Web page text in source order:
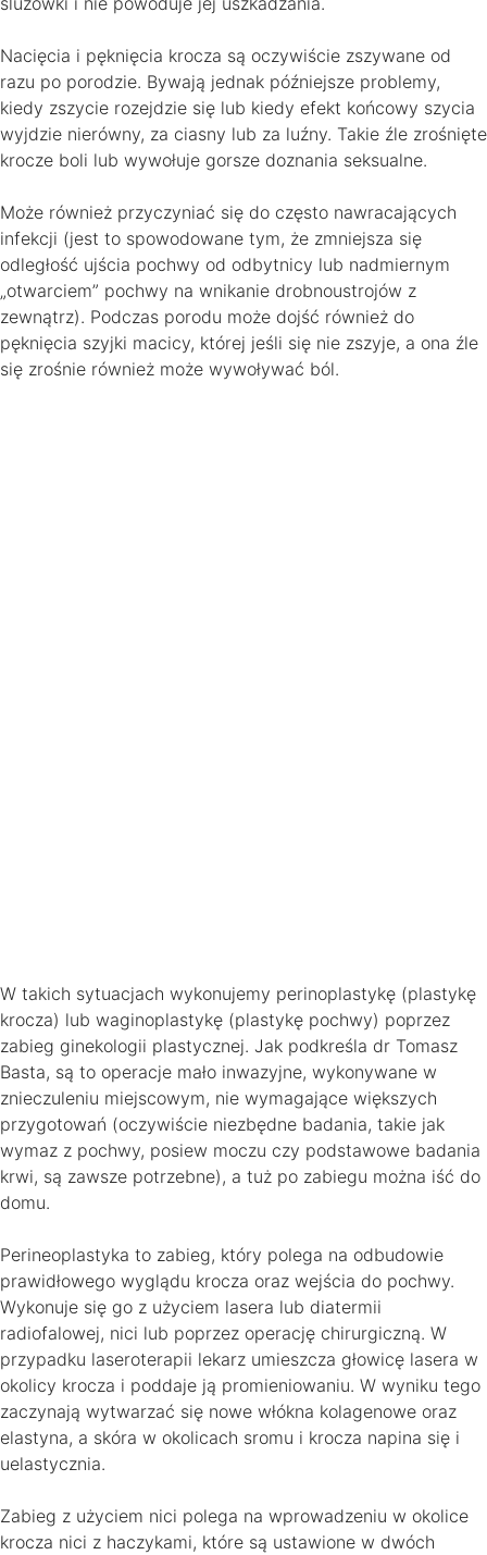
Nacięcia i pęknięcia krocza są oczywiście zszywane od
razu po porodzie. Bywają jednak późniejsze problemy,
kiedy zszycie rozejdzie się lub kiedy efekt końcowy szycia
wyjdzie nierówny, za ciasny lub za luźny. Takie źle zrośnięte
krocze boli lub wywołuje gorsze doznania seksualne.
Może również przyczyniać się do często nawracających
infekcji (jest to spowodowane tym, że zmniejsza się
odległość ujścia pochwy od odbytnicy lub nadmiernym
„otwarciem” pochwy na wnikanie drobnoustrojów z
zewnątrz). Podczas porodu może dojść również do
pęknięcia szyjki macicy, której jeśli się nie zszyje, a ona źle
się zrośnie również może wywoływać ból.
W takich sytuacjach wykonujemy perinoplastykę (plastykę
krocza) lub waginoplastykę (plastykę pochwy) poprzez
zabieg ginekologii plastycznej. Jak podkreśla dr Tomasz
Basta, są to operacje mało inwazyjne, wykonywane w
znieczuleniu miejscowym, nie wymagające większych
przygotowań (oczywiście niezbędne badania, takie jak
wymaz z pochwy, posiew moczu czy podstawowe badania
krwi, są zawsze potrzebne), a tuż po zabiegu można iść do
domu.
Perineoplastyka to zabieg, który polega na odbudowie
prawidłowego wyglądu krocza oraz wejścia do pochwy.
Wykonuje się go z użyciem lasera lub diatermii
radiofalowej, nici lub poprzez operację chirurgiczną. W
przypadku laseroterapii lekarz umieszcza głowicę lasera w
okolicy krocza i poddaje ją promieniowaniu. W wyniku tego
zaczynają wytwarzać się nowe włókna kolagenowe oraz
elastyna, a skóra w okolicach sromu i krocza napina się i
uelastycznia.
Zabieg z użyciem nici polega na wprowadzeniu w okolice
krocza nici z haczykami, które są ustawione w dwóch